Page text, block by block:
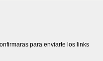
para enviarte los links